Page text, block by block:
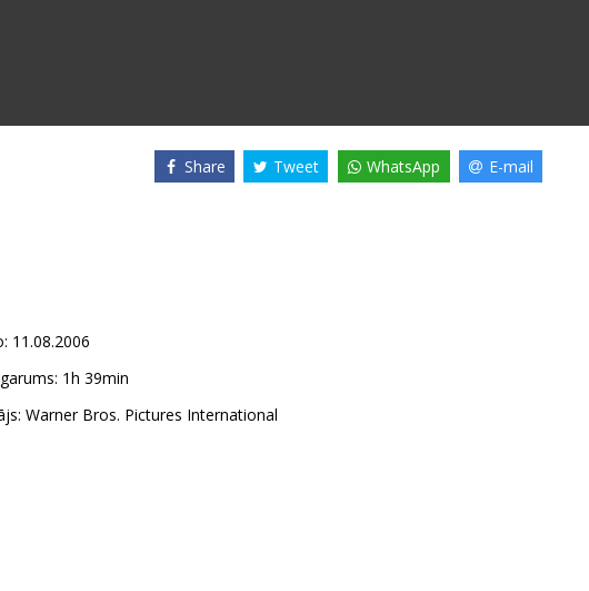
Share Tweet WhatsApp E-mail
11.08.2006
1h 39min
Warner Bros. Pictures International